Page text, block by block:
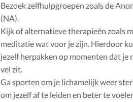
Bezoek zelfhulpgroepen zoals de
(NA).
Kijk of alternatieve therapieën zoals
meditatie wat voor je zijn. Hierdoor
jezelf herpakken op momenten dat je
vel zit.
Ga sporten om je lichamelijk weer
om jezelf af te leiden en beter te